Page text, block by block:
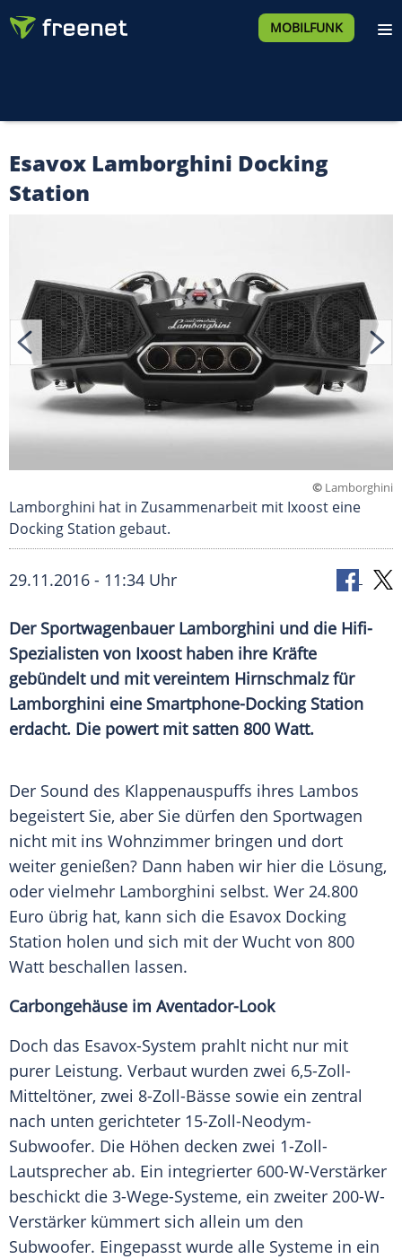
MOBILFUNK
Esavox Lamborghini Docking
Station
© Lamborghini
Lamborghini hat in Zusammenarbeit mit Ixoost eine
Docking Station gebaut.
29.11.2016 - 11:34 Uhr
Der Sportwagenbauer Lamborghini und die Hifi-
Spezialisten von Ixoost haben ihre Kräfte
gebündelt und mit vereintem Hirnschmalz für
Lamborghini eine Smartphone-Docking Station
erdacht. Die powert mit satten 800 Watt.
Der Sound des Klappenauspuffs ihres Lambos
begeistert Sie, aber Sie dürfen den Sportwagen
nicht mit ins Wohnzimmer bringen und dort
weiter genießen? Dann haben wir hier die Lösung,
oder vielmehr Lamborghini selbst. Wer 24.800
Euro übrig hat, kann sich die Esavox Docking
Station holen und sich mit der Wucht von 800
Watt beschallen lassen.
Carbongehäuse im Aventador-Look
Doch das Esavox-System prahlt nicht nur mit
purer Leistung. Verbaut wurden zwei 6,5-Zoll-
Mitteltöner, zwei 8-Zoll-Bässe sowie ein zentral
nach unten gerichteter 15-Zoll-Neodym-
Subwoofer. Die Höhen decken zwei 1-Zoll-
Lautsprecher ab. Ein integrierter 600-W-Verstärker
beschickt die 3-Wege-Systeme, ein zweiter 200-W-
Verstärker kümmert sich allein um den
Subwoofer. Eingepasst wurde alle Systeme in ein